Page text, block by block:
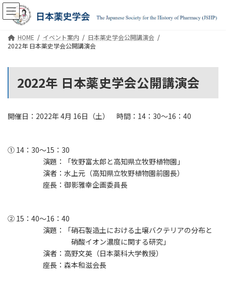
コ
ン
ナ
ビ
HOME イベント案内
日本薬史学会公開講演会
2022年 日本薬史学会公開講演会
2022年 日本薬史学会公開講演会
開催日：2022年 4月 16日（土） 時間：14：30〜16：40
① 14：30〜15：30
演題：「牧野富太郎と高知県立牧野植物園」
演者：水上元（高知県立牧野植物園前園長）
座長：御影雅幸企画委員長
② 15：40〜16：40
演題：「硝石製造土における土壌バクテリアの分布と
硝酸イオン濃度に関する研究」
演者：高野文英（日本薬科大学教授）
座長：森本和滋会長